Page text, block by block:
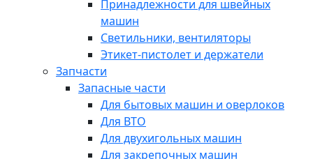
Принадлежности для швейных
машин
Светильники, вентиляторы
Этикет-пистолет и держатели
Запчасти
Запасные части
Для бытовых машин и оверлоков
Для ВТО
Для двухигольных машин
Для закрепочных машин